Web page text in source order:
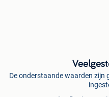
De onderstaande waarden zijn